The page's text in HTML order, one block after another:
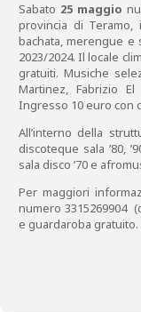
Sabato 25 maggio
provincia di Teramo,
bachata, merengue e
2023/2024. Il locale
gratuiti. Musiche
Martinez, Fabrizio
Ingresso 10 euro con
All’interno della
discoteque sala ’80,
sala disco ’70 e
Per maggiori
numero 3315269904
e guardaroba gratuito.